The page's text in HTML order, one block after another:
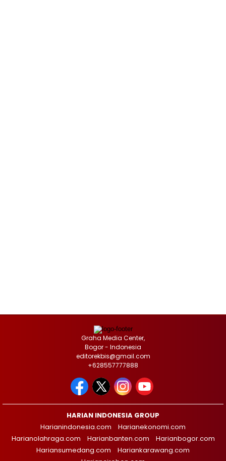
Graha Media Center,
Bogor - Indonesia
editorekbis@gmail.com
+628557777888
HARIAN INDONESIA GROUP
Harianindonesia.com
Harianekonomi.com
Harianolahraga.com
Harianbanten.com
Harianbogor.com
Hariansumedang.com
Hariankarawang.com